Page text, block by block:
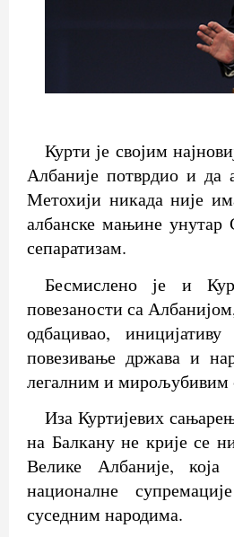
Курти је својим
Албаније потврдио и да
Метохији никада није
албанске мањине унутар
сепаратизам.
Бесмислено је и
повезаности са
одбацивао,
повезивање држава и
легалним и мирољубивим
Иза Куртијевих
на Балкану не крије се
Велике Албаније,
националне
суседним народима.